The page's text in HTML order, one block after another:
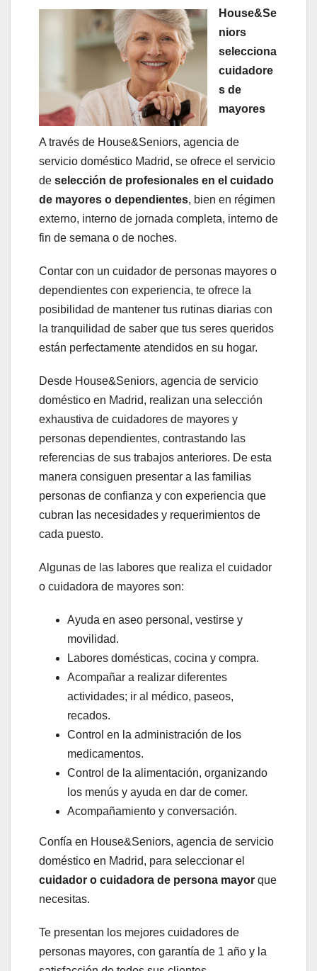
House&Se
niors
selecciona
cuidadore
s de
mayores
A través de House&Seniors, agencia de
servicio doméstico Madrid, se ofrece el servicio
de selección de profesionales en el cuidado
de mayores o dependientes, bien en régimen
externo, interno de jornada completa, interno de
fin de semana o de noches.
Contar con un cuidador de personas mayores o
dependientes con experiencia, te ofrece la
posibilidad de mantener tus rutinas diarias con
la tranquilidad de saber que tus seres queridos
están perfectamente atendidos en su hogar.
Desde House&Seniors, agencia de servicio
doméstico en Madrid, realizan una selección
exhaustiva de cuidadores de mayores y
personas dependientes, contrastando las
referencias de sus trabajos anteriores. De esta
manera consiguen presentar a las familias
personas de confianza y con experiencia que
cubran las necesidades y requerimientos de
cada puesto.
Algunas de las labores que realiza el cuidador
o cuidadora de mayores son:
Ayuda en aseo personal, vestirse y
movilidad.
Labores domésticas, cocina y compra.
Acompañar a realizar diferentes
actividades; ir al médico, paseos,
recados.
Control en la administración de los
medicamentos.
Control de la alimentación, organizando
los menús y ayuda en dar de comer.
Acompañamiento y conversación.
Confía en House&Seniors, agencia de servicio
doméstico en Madrid, para seleccionar el
cuidador o cuidadora de persona mayor que
necesitas.
Te presentan los mejores cuidadores de
personas mayores, con garantía de 1 año y la